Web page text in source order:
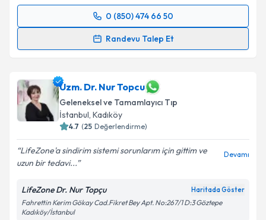
0 (850) 474 66 50
Randevu Talep Et
Randevu Takvimi Talebi
takvim hazırlandığında e-posta ile bilgilendireceğiz.
E-posta Adresiniz
Kişisel verilerimin işlenmesine ilişkin
kapsamda işlenmesini kabul ediyorum.
Uzm. Dr. Nur Topcu
Geleneksel ve Tamamlayıcı Tıp
İstanbul, Kadıköy
4.7 (25 Değerlendirme)
LifeZone'a sindirim sistemi sorunlarım için gittim ve
uzun bir tedavi...
Devamı
LifeZone Dr. Nur Topçu Haritada Göster
Fahrettin Kerim Gökay Cad.Fikret Bey Apt. No:267/1 D:3 Göztepe
Kadıköy/İstanbul